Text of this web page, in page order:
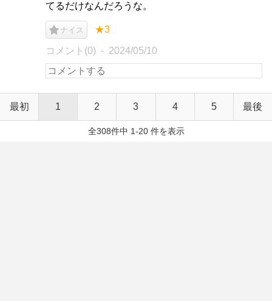
てるだけなんだろうな。
ナイス ★3
コメント(0) 2024/05/10
最初 1 2 3 4 5 最後
全308件中 1-20 件を表示